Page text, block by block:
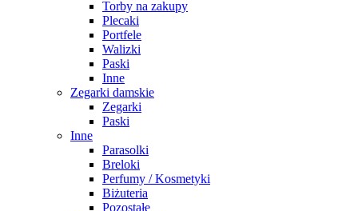
Torby na zakupy
Plecaki
Portfele
Walizki
Paski
Inne
Zegarki damskie
Zegarki
Paski
Inne
Parasolki
Breloki
Perfumy / Kosmetyki
Biżuteria
Pozostałe